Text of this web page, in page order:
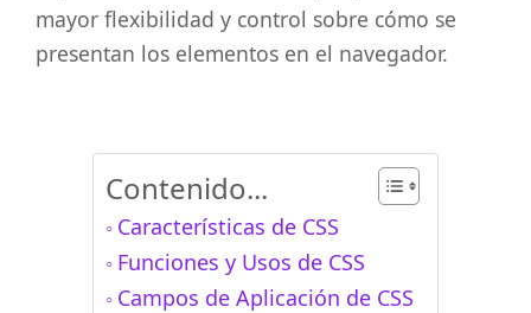
mayor flexibilidad y control sobre cómo se
presentan los elementos en el navegador.
Contenido...
Características de CSS
Funciones y Usos de CSS
Campos de Aplicación de CSS